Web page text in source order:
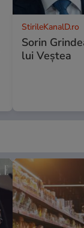
StirileKanalD.ro
Sorin
lui Veștea